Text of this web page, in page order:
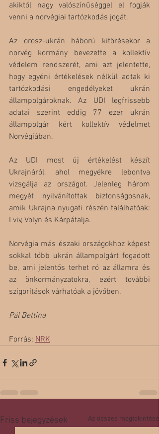
akiktől nagy valószínűséggel el fogják
venni a norvégiai tartózkodás jogát.
Az orosz-ukrán háború kitörésekor a
norvég kormány bevezette a kollektív
védelem rendszerét, ami azt jelentette,
hogy egyéni értékelések nélkül adtak ki
tartózkodási engedélyeket ukrán
állampolgároknak. Az UDI legfrissebb
adatai szerint eddig 77 ezer ukrán
állampolgár kért kollektív védelmet
Norvégiában.
Az UDI most új értékelést készít
Ukrajnáról, ahol megyékre lebontva
vizsgálja az országot. Jelenleg három
megyét nyilvánítottak biztonságosnak,
amik Ukrajna nyugati részén találhatóak:
Lviv, Volyn és Kárpátalja.
Norvégia más északi országokhoz képest
sokkal több ukrán állampolgárt fogadott
be, ami jelentős terhet ró az államra és
az önkormányzatokra, ezért további
szigorítások várhatóak a jövőben.
Pál Bettina
Forrás: NRK
Friss bejegyzések Az összes megtekintése